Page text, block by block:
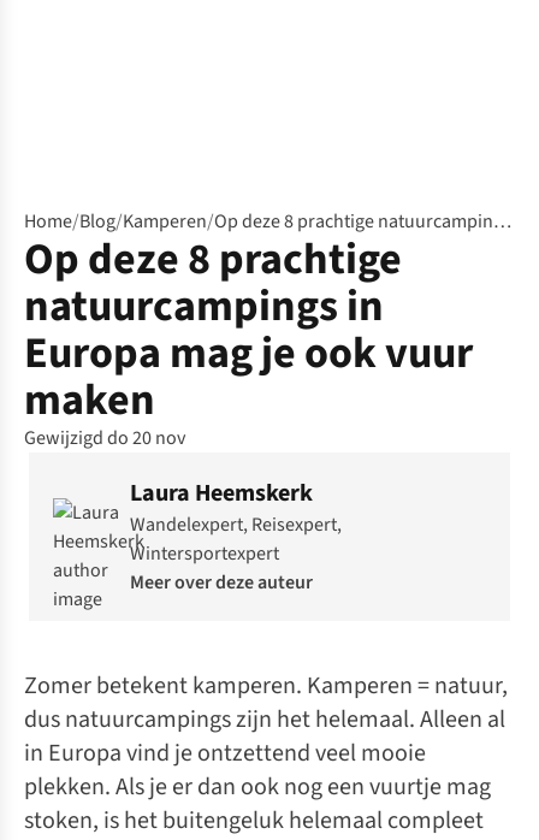
Home/Blog/Kamperen/ Op deze 8 prachtige natuurcampings in Europa mag je ook vuur maken
Op deze 8 prachtige
natuurcampings in
Europa mag je ook vuur
maken
Gewijzigd do 20 nov
Laura Heemskerk
Wandelexpert, Reisexpert,
Wintersportexpert
Meer over deze auteur
Zomer betekent kamperen. Kamperen = natuur,
dus natuurcampings zijn het helemaal. Alleen al
in Europa vind je ontzettend veel mooie
plekken. Als je er dan ook nog een vuurtje mag
stoken, is het buitengeluk helemaal compleet